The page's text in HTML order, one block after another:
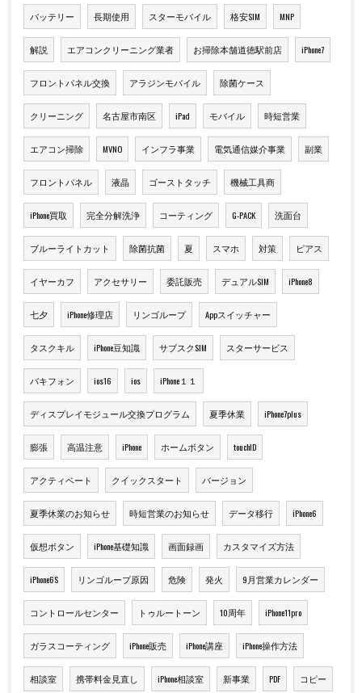
バッテリー 長期使用 スターモバイル 格安SIM MNP
解説 エアコンクリーニング業者 お掃除本舗道徳駅前店 iPhone7
フロントパネル交換 アラジンモバイル 除菌ケース
クリーニング 名古屋市南区 iPad モバイル 時短営業
エアコン掃除 MVNO インフラ事業 電気通信媒介事業 副業
フロントパネル 液晶 ゴーストタッチ 機械工具商
iPhone買取 完全分解洗浄 コーティング G-PACK 洗面台
ブルーライトカット 除菌抗菌 夏 スマホ 対策 ピアス
イヤーカフ アクセサリー 委託販売 デュアルSIM iPhone8
七夕 iPhone修理店 リンゴループ Appスイッチャー
タスクキル iPhone豆知識 サブスクSIM スターサービス
バキフォン ios16 ios iPhone１１
ディスプレイモジュール交換プログラム 夏季休業 iPhone7plus
膨張 高温注意 iPhone ホームボタン touchID
アクティベート クイックスタート バージョン
夏季休業のお知らせ 時短営業のお知らせ データ移行 iPhone6
仮想ボタン iPhone基礎知識 画面録画 カスタマイズ方法
iPhone6S リンゴループ原因 危険 発火 9月営業カレンダー
コントロールセンター トゥルートーン 10周年 iPhone11pro
ガラスコーティング iPhone販売 iPhone講座 iPhone操作方法
相談室 携帯料金見直し iPhone相談室 新事業 PDF コピー